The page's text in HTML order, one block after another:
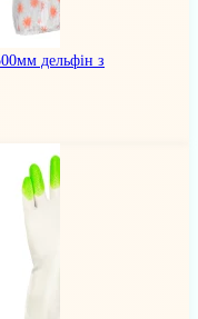
дельфін з